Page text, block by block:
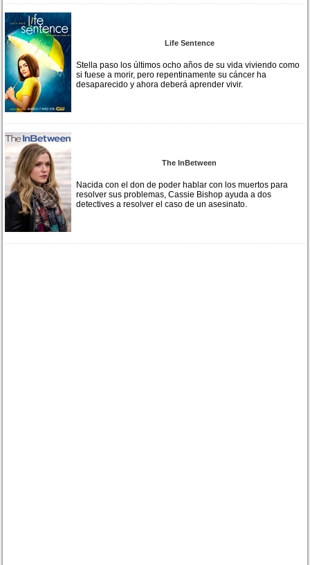
Life Sentence
Stella paso los últimos ocho años de su vida viviendo como
si fuese a morir, pero repentinamente su cáncer ha
desaparecido y ahora deberá aprender vivir.
The InBetween
Nacida con el don de poder hablar con los muertos para
resolver sus problemas, Cassie Bishop ayuda a dos
detectives a resolver el caso de un asesinato.